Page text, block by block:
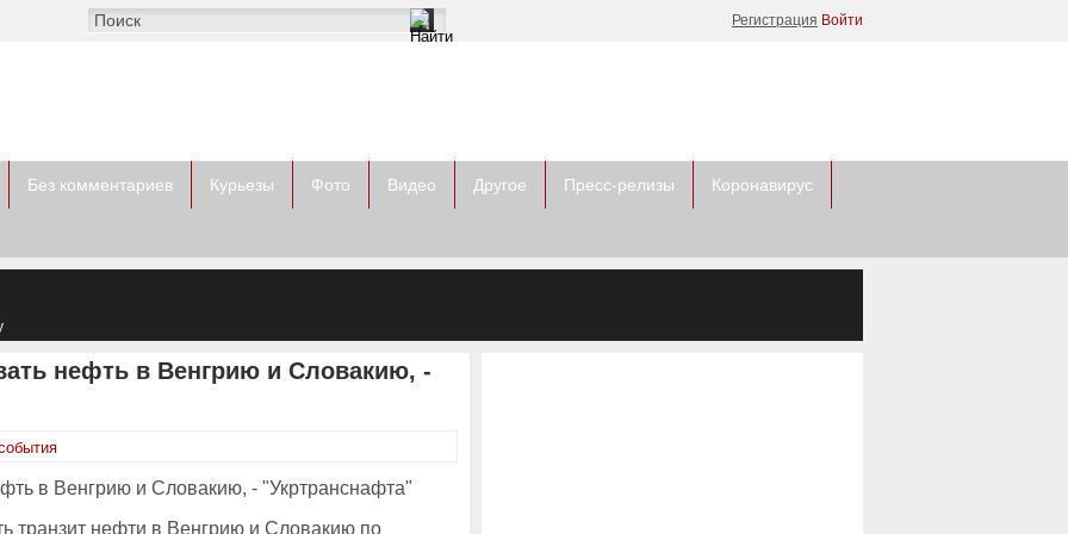
Регистрация Войти
Без комментариев Курьезы Фото Видео Другое Пресс-релизы Коронавирус
нефть в Венгрию и Словакию, -
транзит нефти в Венгрию и Словакию по